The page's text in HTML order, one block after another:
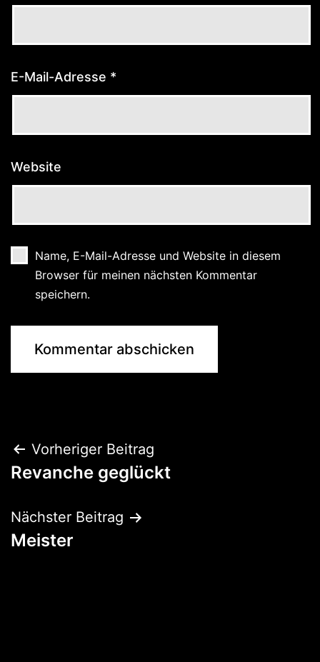
E-Mail-Adresse *
Website
Name, E-Mail-Adresse und Website in diesem
Browser für meinen nächsten Kommentar
speichern.
Beitragsnavigation
Vorheriger Beitrag
Revanche geglückt
Nächster Beitrag
Meister